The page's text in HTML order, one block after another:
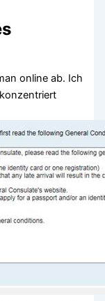
online ab. Ich